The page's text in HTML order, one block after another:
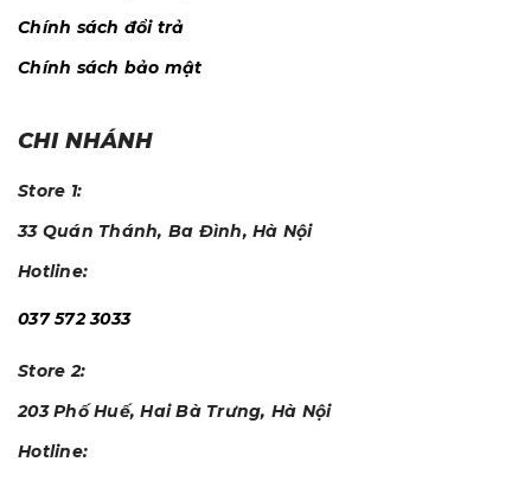
Chính sách đổi trả
Chính sách bảo mật
CHI NHÁNH
Store 1:
33 Quán Thánh, Ba Đình, Hà Nội
Hotline:
037 572 3033
Store 2:
203 Phố Huế, Hai Bà Trưng, Hà Nội
Hotline: